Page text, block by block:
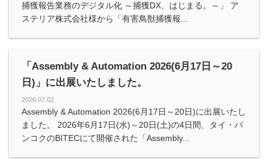
捕獲報告業務のデジタル化 ～捕獲DX、はじまる。～」 ア
ステリア株式会社様から「有害鳥獣捕獲報...
「Assembly & Automation 2026(6月17日～20
日)」に出展いたしました。
2026.07.02
Assembly & Automation 2026(6月17日～20日)に出展いたし
ました。 2026年6月17日(水)～20日(土)の4日間、タイ・バ
ンコクのBITECにて開催された「Assembly...